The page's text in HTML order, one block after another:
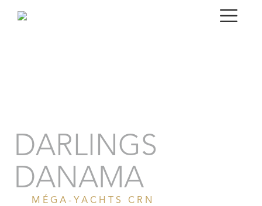
DARLINGS
DANAMA
MÉGA-YACHTS CRN